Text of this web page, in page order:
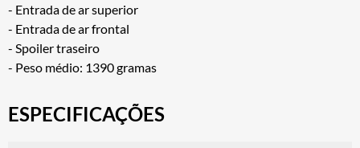
- Entrada de ar superior
- Entrada de ar frontal
- Spoiler traseiro
- Peso médio: 1390 gramas
ESPECIFICAÇÕES